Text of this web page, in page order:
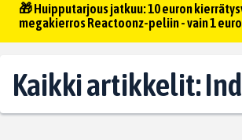
🎁 Huipputarjous jatkuu: 10 euron
megakierros Reactoonz-peliin - vain 1
Kaikki artikkelit: